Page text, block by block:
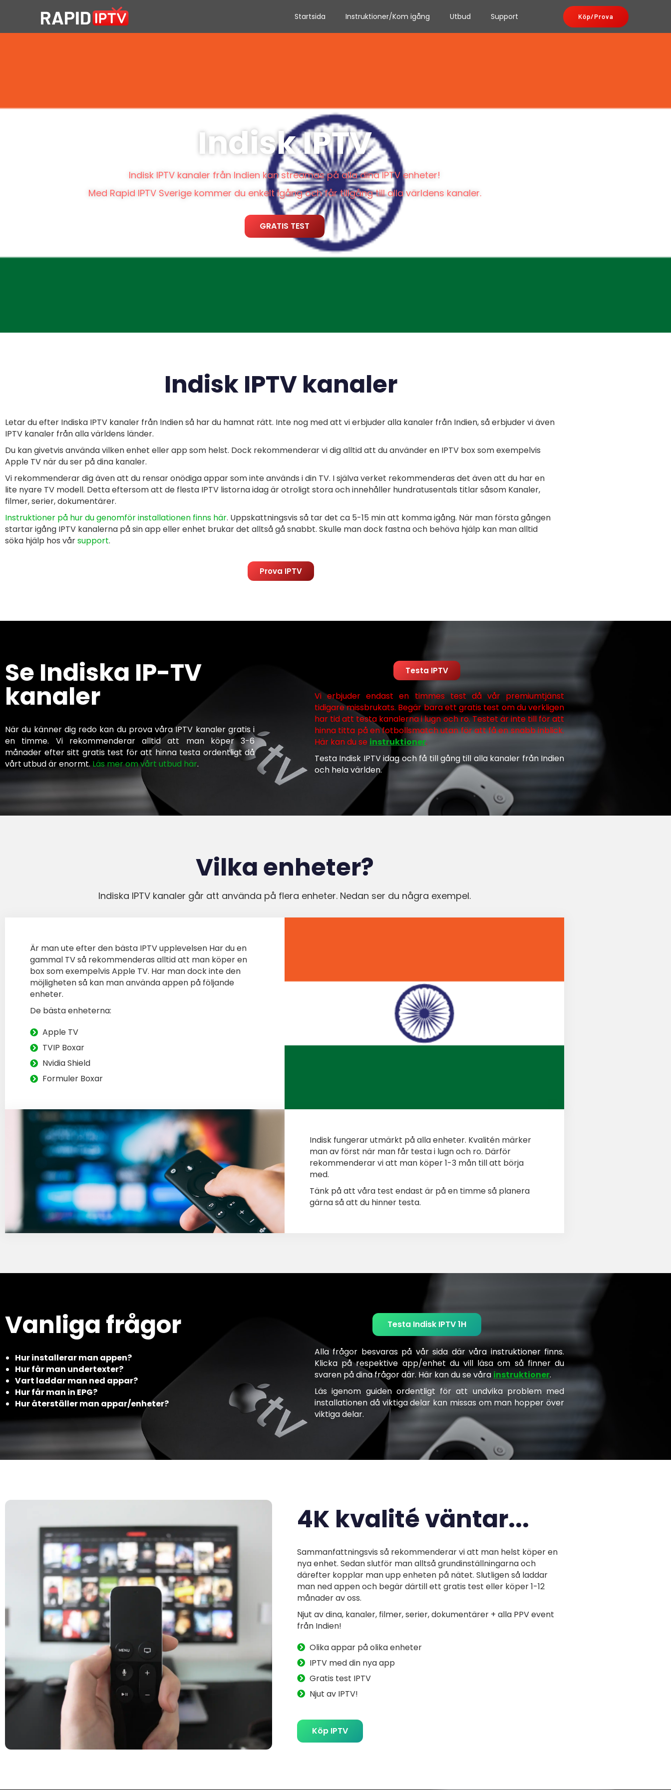
Startsida Instruktioner/Kom igång Utbud Support Köp/Prova
Indisk IPTV
Indisk IPTV kanaler från Indien kan streamas på alla dina IPTV enheter!
Med Rapid IPTV Sverige kommer du enkelt igång och får tillgång till alla världens kanaler.
GRATIS TEST
Indisk IPTV kanaler
Letar du efter Indiska IPTV kanaler från Indien så har du hamnat rätt. Inte nog med att vi erbjuder alla kanaler från Indien, så erbjuder vi även
IPTV kanaler från alla världens länder.
Du kan givetvis använda vilken enhet eller app som helst. Dock rekommenderar vi dig alltid att du använder en IPTV box som exempelvis
Apple TV när du ser på dina kanaler.
Vi rekommenderar dig även att du rensar onödiga appar som inte används i din TV. I själva verket rekommenderas det även att du har en
lite nyare TV modell. Detta eftersom att de flesta IPTV listorna idag är otroligt stora och innehåller hundratusentals titlar såsom Kanaler,
filmer, serier, dokumentärer.
Instruktioner på hur du genomför installationen finns här. Uppskattningsvis så tar det ca 5-15 min att komma igång. När man första gången
startar igång IPTV kanalerna på sinapp eller enhet brukar det alltså gå snabbt. Skulle man dock fastna och behöva hjälp kan man alltid
söka hjälp hos vårsupport.
Prova IPTV
Se Indiska IP-TV
kanaler
När du känner dig redo kan du prova våra IPTV kanaler gratis i
en timme. Vi rekommenderar alltid att man köper 3-6
månader efter sitt gratis test för att hinna testa ordentligt då
vårt utbud är enormt. Läs mer om vårt utbud här.
Testa IPTV
Vi erbjuder endast en timmes test då vår premiumtjänst
tidigare missbrukats. Begär bara ett gratis test om du verkligen
har tid att testa kanalerna i lugn och ro. Testet är inte till för att
hinna titta på en fotbollsmatch utan för att få en snabb inblick.
Här kan du se instruktioner.
Testa Indisk IPTV idag och få till gång till alla kanaler från Indien
och hela världen.
Vilka enheter?
Indiska IPTV kanaler går att använda på flera enheter. Nedan ser du några exempel.
Är man ute efter den bästa IPTV upplevelsen Har du en
gammal TV så rekommenderas alltid att man köper en
box som exempelvis Apple TV. Har man dock inte den
möjligheten så kan man använda appen på följande
enheter.
De bästa enheterna:
Apple TV
TVIP Boxar
Nvidia Shield
Formuler Boxar
Indisk fungerar utmärkt på alla enheter. Kvalitén märker
man av först när man får testa i lugn och ro. Därför
rekommenderar vi att man köper 1-3 mån till att börja
med.
Tänk på att våra test endast är på en timme så planera
gärna så att du hinner testa.
Vanliga frågor
Hur installerar man appen?
Hur får man undertexter?
Vart laddar man ned appar?
Hur får man in EPG?
Hur återställer man appar/enheter?
Testa Indisk IPTV 1H
Alla frågor besvaras på vår sida där våra instruktioner finns.
Klicka på respektive app/enhet du vill läsa om så finner du
svaren på dina frågor där. Här kan du se våra instruktioner.
Läs igenom guiden ordentligt för att undvika problem med
installationen då viktiga delar kan missas om man hopper över
viktiga delar.
4K kvalité väntar...
Sammanfattningsvis så rekommenderar vi att man helst köper en
nya enhet. Sedan slutför man alltså grundinställningarna och
därefter kopplar man upp enheten på nätet. Slutligen så laddar
man nedappenoch begär därtill ett gratis test eller köper 1-12
månader av oss.
Njut av dina, kanaler, filmer, serier, dokumentärer + alla PPV event
från Indien!
Olika appar på olika enheter
IPTV med din nya app
Gratis test IPTV
Njut av IPTV!
Köp IPTV